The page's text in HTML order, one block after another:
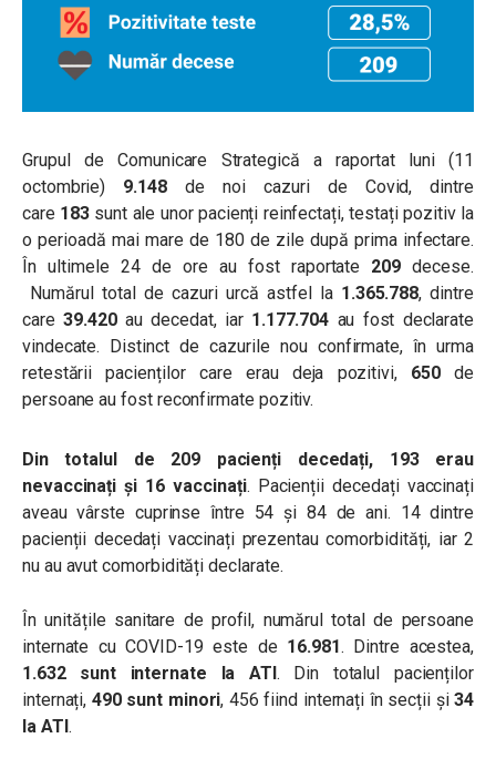
Grupul de Comunicare Strategică a raportat luni (11
octombrie) 9.148 de noi cazuri de Covid, dintre
care 183sunt ale unor pacienți reinfectați, testați pozitiv la
o perioadă mai mare de 180 de zile după prima infectare.
În ultimele 24 de ore au fost raportate 209 decese.
Numărul total de cazuri urcă astfel la 1.365.788, dintre
care39.420 au decedat, iar 1.177.704 au fost declarate
vindecate. Distinct de cazurile nou confirmate, în urma
retestării pacienților care erau deja pozitivi, 650
de
persoane au fost reconfirmate pozitiv.
Din totalul de 209 pacienți decedați, 193 erau
nevaccinați și 16 vaccinați. Pacienții decedați vaccinați
aveau vârste cuprinse între 54 și 84 de ani. 14 dintre
pacienții decedați vaccinați prezentau comorbidități, iar 2
nu au avut comorbidități declarate.
În unitățile sanitare de profil, numărul total de persoane
internate cu COVID-19 este de 16.981. Dintre acestea,
1.632 sunt internate la ATI. Din totalul pacienților
internați, 490 sunt minori, 456 fiind internați în secții și34
la ATI.